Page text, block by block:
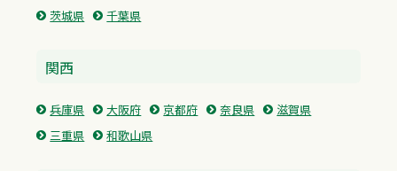
茨城県
千葉県
関西
兵庫県 大阪府 京都府 奈良県
滋賀県
三重県
和歌山県